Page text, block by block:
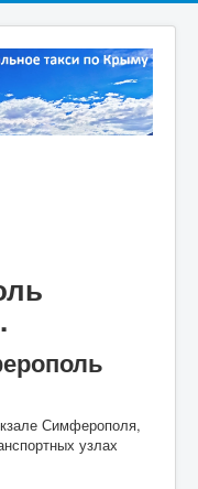
Симферополя,
узлах